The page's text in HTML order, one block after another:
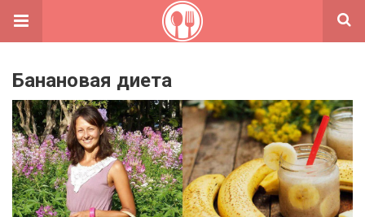
Банановая диета